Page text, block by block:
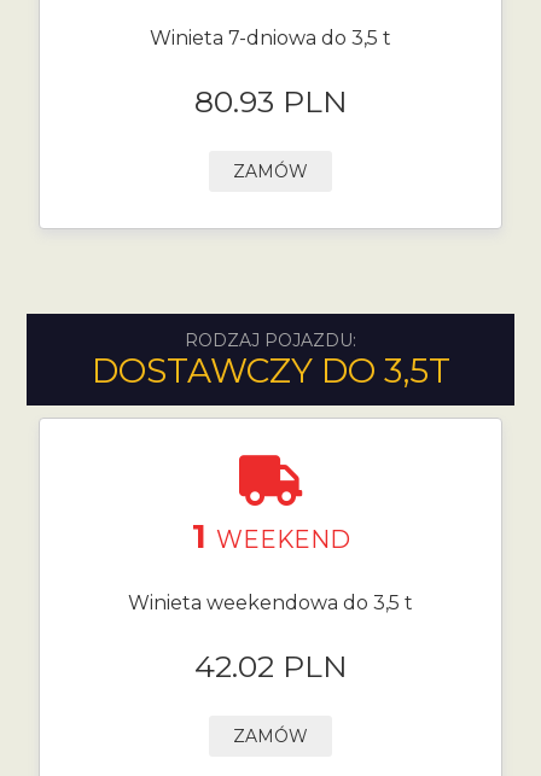
Winieta 7-dniowa do 3,5 t
80.93 PLN
ZAMÓW
RODZAJ POJAZDU:
DOSTAWCZY DO 3,5T
1 WEEKEND
Winieta weekendowa do 3,5 t
42.02 PLN
ZAMÓW